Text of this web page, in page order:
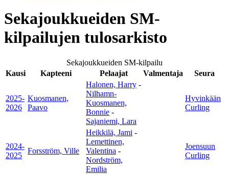
Sekajoukkueiden SM-
kilpailujen tulosarkisto
Sekajoukkueiden SM-kilpailu
Kausi
Kapteeni Pelaajat Valmentaja Seura
2025-
2026
Kuosmanen,
Paavo
Halonen, Harry -
Nilhamn-
Kuosmanen,
Bonnie -
Sajaniemi, Lara
Hyvinkään
Curling
2024-
2025
Forsström, Ville
Heikkilä, Jami -
Lemettinen,
Valentina -
Nordström,
Emilia
Joensuun
Curling